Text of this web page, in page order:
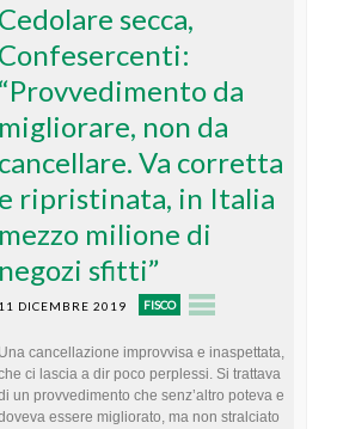
Cedolare secca,
Confesercenti:
“Provvedimento da
migliorare, non da
cancellare. Va corretta
e ripristinata, in Italia
mezzo milione di
negozi sfitti”
11 DICEMBRE 2019 FISCO
Una cancellazione improvvisa e inaspettata,
ci lascia a dir poco perplessi. Si trattava
un provvedimento che senz’altro poteva e
essere migliorato, ma non stralciato